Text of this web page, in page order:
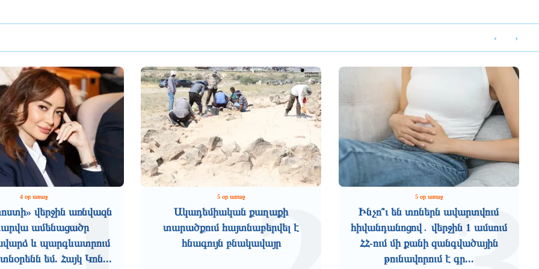
4 օր առաջ
վերջին առնվազն
ամենացածր
և պարգևատրում
եմ. Հայկ Կոն...
5 օր առաջ
Ակադեմիական քաղաքի
տարածքում հայտնաբերվել է
հնագույն բնակավայր
5 օր առաջ
Ինչո՞ւ են տոներն ավարտվում
հիվանդանոցով․ վերջին 1 ամսում
ՀՀ-ում մի քանի զանգվածային
թունավորում է գր...
‹ ›